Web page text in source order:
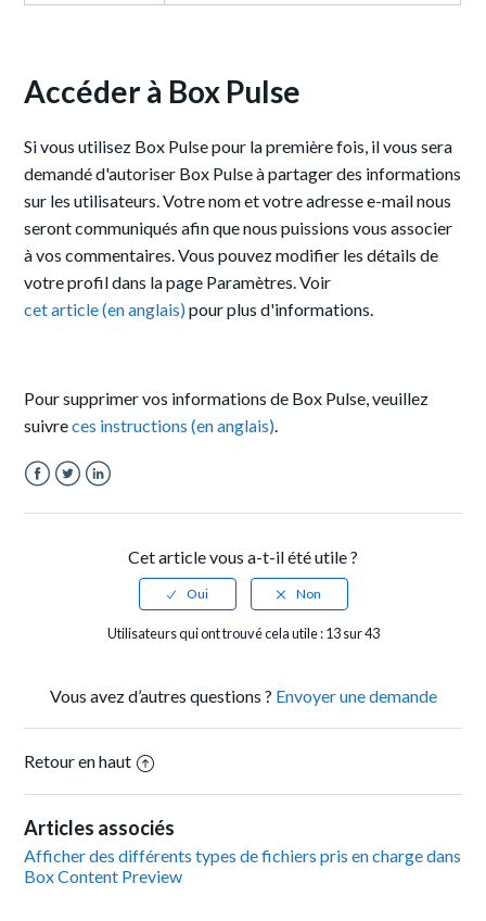
Accéder à Box Pulse
Si vous utilisez Box Pulse pour la première fois, il vous sera
demandé d'autoriser Box Pulse à partager des informations
sur les utilisateurs. Votre nom et votre adresse e-mail nous
seront communiqués afin que nous puissions vous associer
à vos commentaires. Vous pouvez modifier les détails de
votre profil dans la page Paramètres. Voir
cet article (en anglais)pour plus d'informations.
Pour supprimer vos informations de Box Pulse, veuillez
suivreces instructions (en anglais)
Cet article vous a-t-il été utile ?
Utilisateurs qui ont trouvé cela utile : 13 sur 43
Vous avez d’autres questions ? Envoyer une demande
Retour en haut
Articles associés
Afficher des différents types de fichiers pris en charge dans
Box Content Preview